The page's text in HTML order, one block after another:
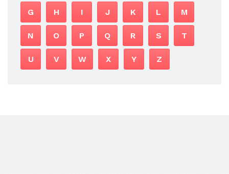
G H I J K L M
N O P Q R S T
U V W X Y Z